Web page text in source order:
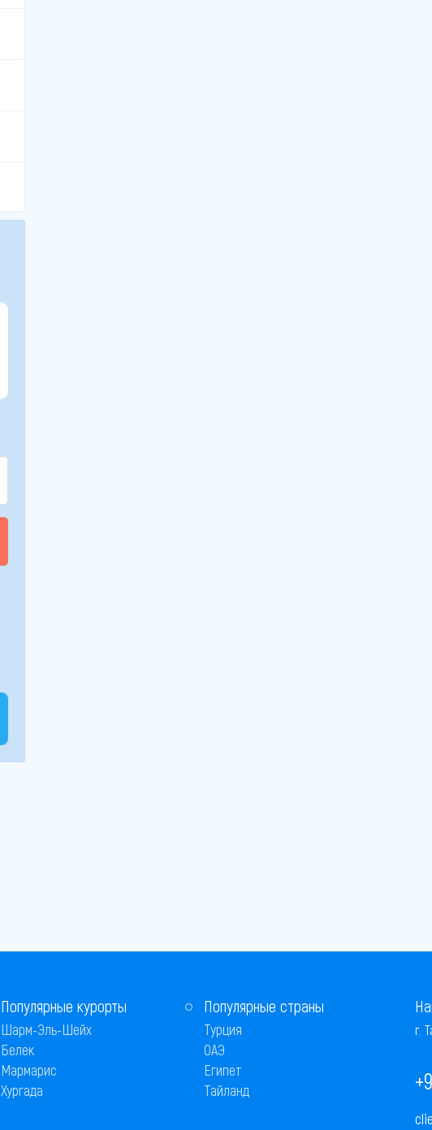
Популярные курорты
Шарм-Эль-Шейх
Белек
Мармарис
Хургада
Популярные страны
Турция
ОАЭ
Египет
Тайланд
г.